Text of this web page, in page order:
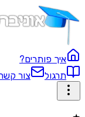
פותרים?
צור קשר